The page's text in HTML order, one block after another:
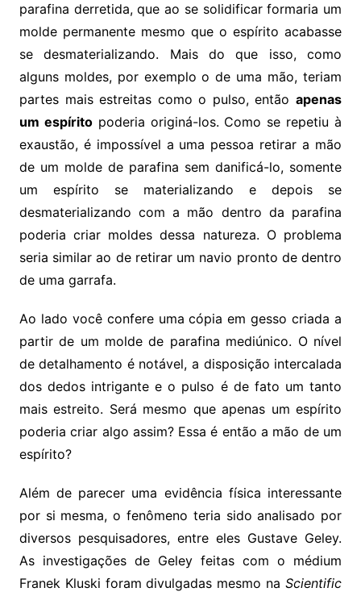
parafina derretida, que ao se solidificar formaria um
molde permanente mesmo que o espírito acabasse
se desmaterializando. Mais do que isso, como
alguns moldes, por exemplo o de uma mão, teriam
partes mais estreitas como o pulso, entãoapenas
um espíritopoderia originá-los. Como se repetiu à
exaustão, é impossível a uma pessoa retirar a mão
de um molde de parafina sem danificá-lo, somente
um espírito se materializando e depois se
desmaterializando com a mão dentro da parafina
poderia criar moldes dessa natureza. O problema
seria similar ao de retirar um navio pronto de dentro
de uma garrafa.
Ao lado você confere uma cópia em gesso criada a
partir de um molde de parafina mediúnico. O nível
de detalhamento é notável, a disposição intercalada
dos dedos intrigante e o pulso é de fato um tanto
mais estreito. Será mesmo que apenas um espírito
poderia criar algo assim? Essa é então a mão de um
espírito?
Além de parecer uma evidência física interessante
por si mesma, o fenômeno teria sido analisado por
diversos pesquisadores, entre eles Gustave Geley.
As investigações de Geley feitas com o médium
Franek Kluski foram divulgadas mesmo naScientific